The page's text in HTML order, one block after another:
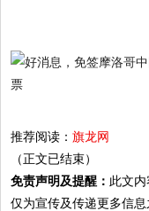
推荐阅读：旗龙网
（正文已结束）
免责声明及提醒： 此文
仅为宣传及传递更多信